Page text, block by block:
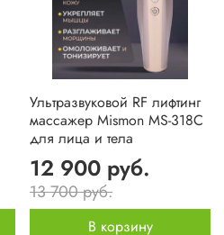
Ультразвуковой RF лифтинг
массажер Mismon MS-318C
для лица и тела
12 900 руб.
13 700 руб.
В корзину